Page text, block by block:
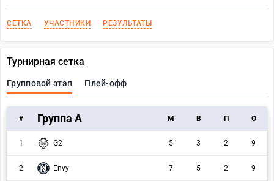
СЕТКА УЧАСТНИКИ РЕЗУЛЬТАТЫ
Турнирная сетка
Групповой этап Плей-офф
# Группа А M В П О
1 G2 5 3 2 9
2 Envy 7 5 2 9